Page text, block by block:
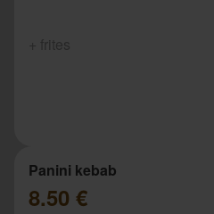
Panini kebab
8.50 €